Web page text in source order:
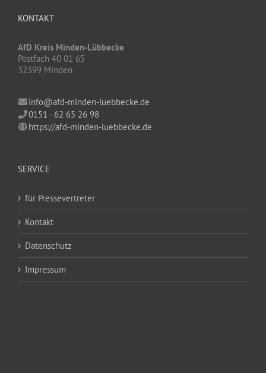
KONTAKT
AfD Kreis Minden-Lübbecke
Postfach 40 01 65
32399 Minden
info@afd-minden-luebbecke.de
0151 - 62 65 26 98
https://afd-minden-luebbecke.de
SERVICE
für Pressevertreter
Kontakt
Datenschutz
Impressum